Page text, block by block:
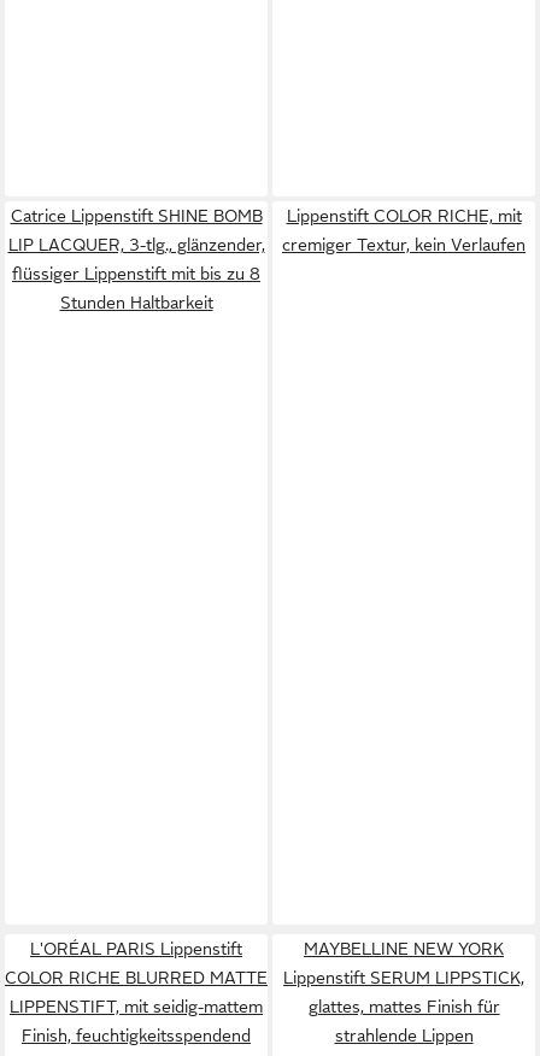
Catrice Lippenstift SHINE BOMB
LIP LACQUER, 3-tlg., glänzender,
flüssiger Lippenstift mit bis zu 8
Stunden Haltbarkeit
Lippenstift COLOR RICHE, mit
cremiger Textur, kein Verlaufen
L'ORÉAL PARIS Lippenstift
COLOR RICHE BLURRED MATTE
LIPPENSTIFT, mit seidig-mattem
Finish, feuchtigkeitsspendend
MAYBELLINE NEW YORK
Lippenstift SERUM LIPPSTICK,
glattes, mattes Finish für
strahlende Lippen